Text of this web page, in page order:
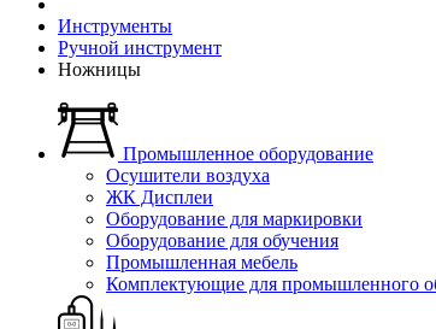
Инструменты
Ручной инструмент
Ножницы
Промышленное оборудование
Осушители воздуха
ЖК Дисплеи
Оборудование для маркировки
Оборудование для обучения
Промышленная мебель
Комплектующие для промышленного